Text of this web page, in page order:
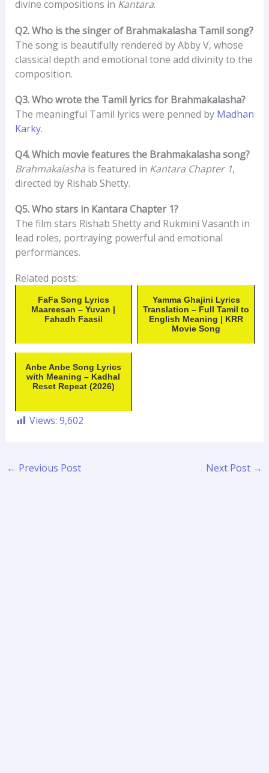
divine compositions in Kantara.
Q2. Who is the singer of Brahmakalasha Tamil song?
The song is beautifully rendered by Abby V, whose
classical depth and emotional tone add divinity to the
composition.
Q3. Who wrote the Tamil lyrics for Brahmakalasha?
The meaningful Tamil lyrics were penned by Madhan
Karky.
Q4. Which movie features the Brahmakalasha song?
Brahmakalashais featured in Kantara Chapter 1,
directed by Rishab Shetty.
Q5. Who stars in Kantara Chapter 1?
The film stars Rishab Shetty and Rukmini Vasanth in
lead roles, portraying powerful and emotional
performances.
Related posts:
FaFa Song Lyrics
Maareesan – Yuvan |
Fahadh Faasil
Yamma Ghajini Lyrics
Translation – Full Tamil to
English Meaning | KRR
Movie Song
Anbe Anbe Song Lyrics
with Meaning – Kadhal
Reset Repeat (2026)
Views: 9,602
← Previous Post Next Post →